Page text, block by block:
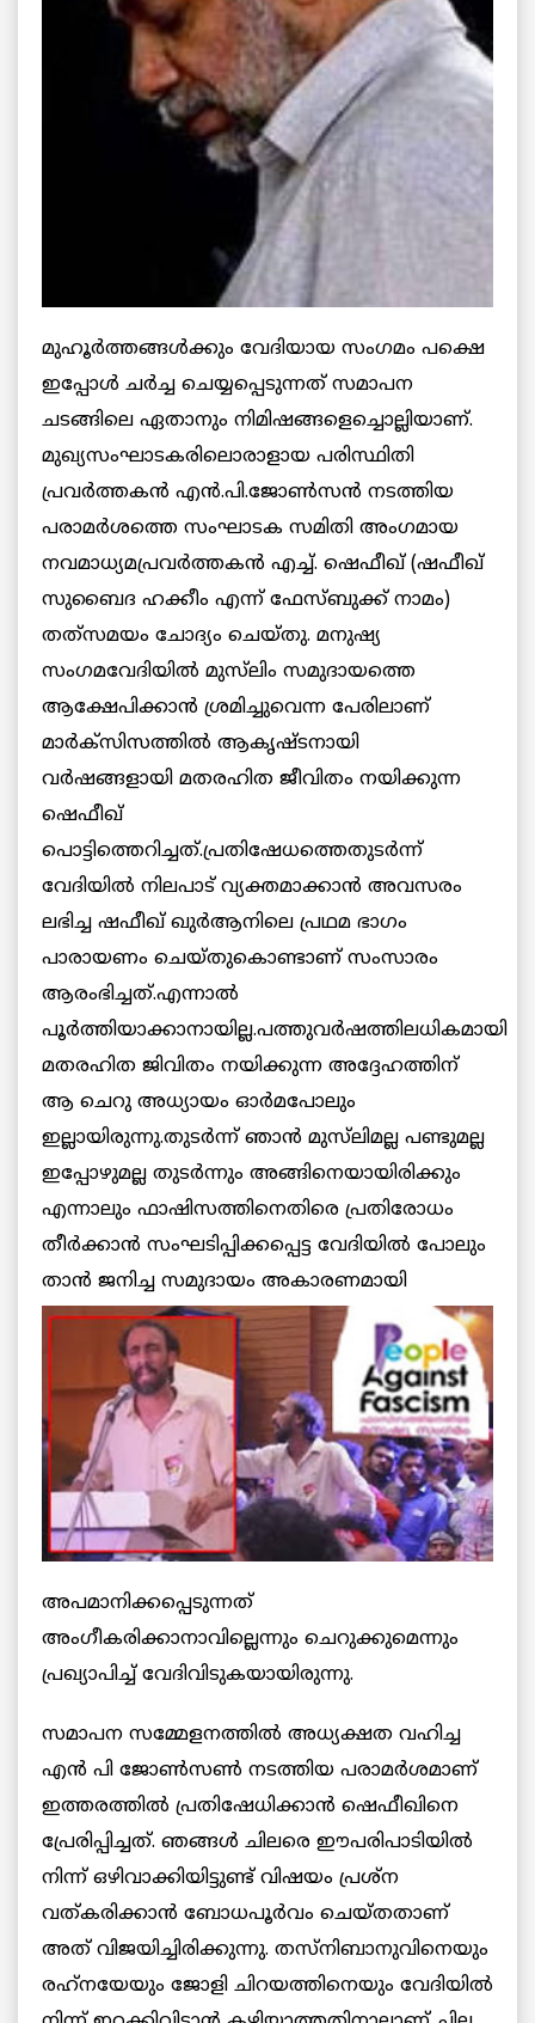
മുഹൂര്‍ത്തങ്ങള്‍ക്കും വേദിയായ സംഗമം പക്ഷെ
ഇപ്പോള്‍ ചര്‍ച്ച ചെയ്യപ്പെടുന്നത് സമാപന
ചടങ്ങിലെ ഏതാനും നിമിഷങ്ങളെച്ചൊല്ലിയാണ്.
മുഖ്യസംഘാടകരിലൊരാളായ പരിസ്ഥിതി
പ്രവര്‍ത്തകന്‍ എന്‍.പി.ജോണ്‍സന്‍ നടത്തിയ
പരാമര്‍ശത്തെ സംഘാടക സമിതി അംഗമായ
നവമാധ്യമപ്രവര്‍ത്തകന്‍ എച്ച്. ഷെഫീഖ് (ഷഫീഖ്
സുബൈദ ഹക്കീം എന്ന് ഫേസ്ബുക്ക് നാമം)
തത്‌സമയം ചോദ്യം ചെയ്തു. മനുഷ്യ
സംഗമവേദിയില്‍ മുസ്‌ലിം സമുദായത്തെ
ആക്ഷേപിക്കാന്‍ ശ്രമിച്ചുവെന്ന പേരിലാണ്
മാര്‍ക്‌സിസത്തില്‍ ആകൃഷ്ടനായി
വര്‍ഷങ്ങളായി മതരഹിത ജീവിതം നയിക്കുന്ന
ഷെഫീഖ്
പൊട്ടിത്തെറിച്ചത്.പ്രതിഷേധത്തെതുടര്‍ന്ന്
വേദിയില്‍ നിലപാട് വ്യക്തമാക്കാന്‍ അവസരം
ലഭിച്ച ഷഫീഖ് ഖുര്‍ആനിലെ പ്രഥമ ഭാഗം
പാരായണം ചെയ്തുകൊണ്ടാണ് സംസാരം
ആരംഭിച്ചത്.എന്നാല്‍
പൂര്‍ത്തിയാക്കാനായില്ല.പത്തുവര്‍ഷത്തിലധികമായി
മതരഹിത ജിവിതം നയിക്കുന്ന അദ്ദേഹത്തിന്
ആ ചെറു അധ്യായം ഓര്‍മപോലും
ഇല്ലായിരുന്നു.തുടര്‍ന്ന് ഞാന്‍ മുസ്‌ലിമല്ല പണ്ടുമല്ല
ഇപ്പോഴുമല്ല തുടര്‍ന്നും അങ്ങിനെയായിരിക്കും
എന്നാലും ഫാഷിസത്തിനെതിരെ പ്രതിരോധം
തീര്‍ക്കാന്‍ സംഘടിപ്പിക്കപ്പെട്ട വേദിയില്‍ പോലും
താന്‍ ജനിച്ച സമുദായം അകാരണമായി
അപമാനിക്കപ്പെടുന്നത്
അംഗീകരിക്കാനാവില്ലെന്നും ചെറുക്കുമെന്നും
പ്രഖ്യാപിച്ച് വേദിവിടുകയായിരുന്നു.
സമാപന സമ്മേളനത്തില്‍ അധ്യക്ഷത വഹിച്ച
എന്‍ പി ജോണ്‍സണ്‍ നടത്തിയ പരാമര്‍ശമാണ്
ഇത്തരത്തില്‍ പ്രതിഷേധിക്കാന്‍ ഷെഫീഖിനെ
പ്രേരിപ്പിച്ചത്. ഞങ്ങള്‍ ചിലരെ ഈപരിപാടിയില്‍
നിന്ന് ഒഴിവാക്കിയിട്ടുണ്ട് വിഷയം പ്രശ്‌ന
വത്കരിക്കാന്‍ ബോധപൂര്‍വം ചെയ്തതാണ്
അത് വിജയിച്ചിരിക്കുന്നു. തസ്‌നിബാനുവിനെയും
രഹ്‌നയേയും ജോളി ചിറയത്തിനെയും വേദിയില്‍